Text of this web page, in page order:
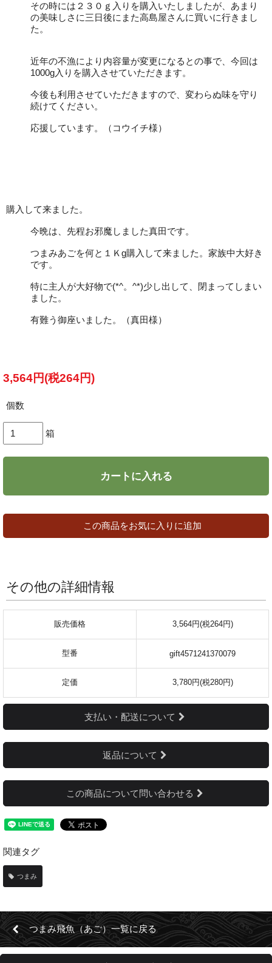
その時には２３０ｇ入りを購入いたしましたが、あまり
の美味しさに三日後にまた高島屋さんに買いに行きまし
た。
近年の不漁により内容量が変更になるとの事で、今回は
1000g入りを購入させていただきます。
今後も利用させていただきますので、変わらぬ味を守り
続けてください。
応援しています。（コウイチ様）
購入して来ました。
今晩は、先程お邪魔しました真田です。
つまみあごを何と１Ｋg購入して来ました。家族中大好き
です。
特に主人が大好物で(*^。^*)少し出して、閉まってしまい
ました。
有難う御座いました。（真田様）
3,564円(税264円)
個数
箱
カートに入れる
この商品をお気に入りに追加
その他の詳細情報
販売価格 3,564円(税264円)
型番 gift4571241370079
定価 3,780円(税280円)
支払い・配送について
返品について
この商品について問い合わせる
関連タグ
つまみ
つまみ飛魚（あご）一覧に戻る